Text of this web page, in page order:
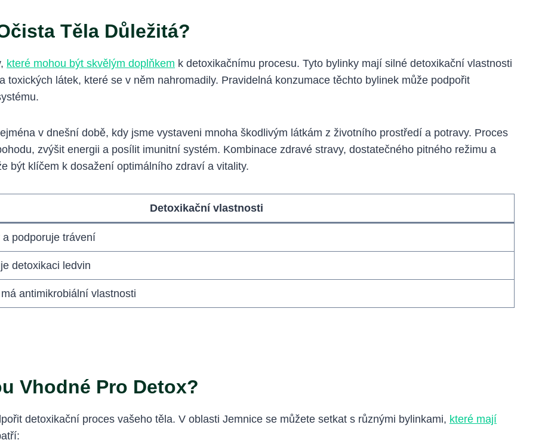
Těla Důležitá?
které mohou být skvělým doplňkem k detoxikačnímu procesu. Tyto bylinky mají silné detoxikační vlastnosti
a toxických látek, které se v něm nahromadily. Pravidelná konzumace těchto bylinek může podpořit
v dnešní době, kdy jsme vystaveni mnoha škodlivým látkám z životního prostředí a potravy. Proces
zvýšit energii a posílit imunitní systém. Kombinace zdravé stravy, dostatečného pitného režimu a
být klíčem k dosažení optimálního zdraví a vitality.
Detoxikační vlastnosti
podporuje trávení
detoxikaci ledvin
antimikrobiální vlastnosti
Vhodné Pro Detox?
detoxikační proces vašeho těla. V oblasti Jemnice se můžete setkat s různými bylinkami, které mají